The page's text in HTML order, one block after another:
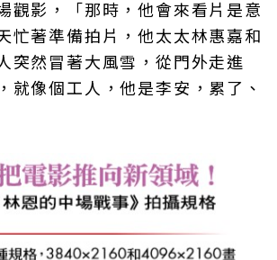
觀影，「那時，他會來看片是意
忙著準備拍片，他太太林惠嘉和
突然冒著大風雪，從門外走進
就像個工人，他是李安，累了、